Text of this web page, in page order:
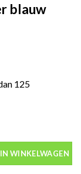
blauw
125
IN WINKELWAGEN